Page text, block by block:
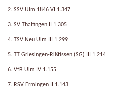
2. SSV Ulm 1846 VI 1.347
3. SV Thalfingen II 1.305
4. TSV Neu Ulm III 1.299
5. TT Griesingen-Rißtissen (SG) III 1.214
6. VfB Ulm IV 1.155
7. RSV Ermingen II 1.143